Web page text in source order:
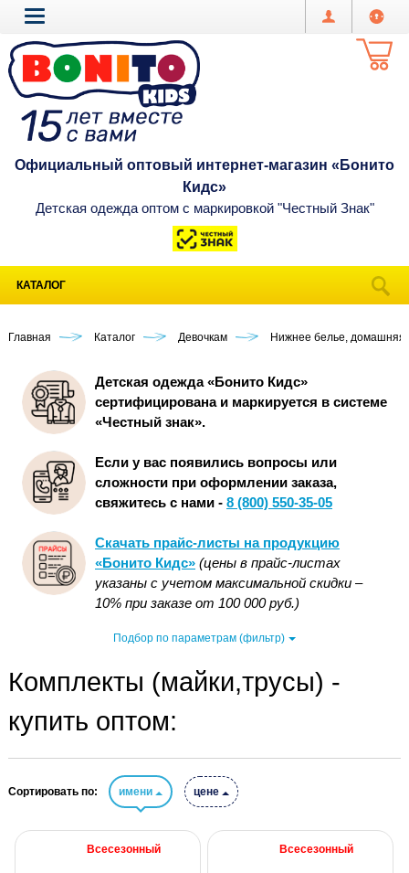
Официальный оптовый интернет-магазин «Бонито
Кидс»
Детская одежда оптом с маркировкой "Честный Знак"
КАТАЛОГ
Главная Каталог Девочкам Нижнее белье, домашняя
Детская одежда «Бонито Кидс»
сертифицирована и маркируется в системе
«Честный знак».
Если у вас появились вопросы или
сложности при оформлении заказа,
свяжитесь с нами - 8 (800) 550-35-05
Скачать прайс-листы на продукцию
«Бонито Кидс» (цены в прайс-листах
указаны с учетом максимальной скидки –
10% при заказе от 100 000 руб.)
Подбор по параметрам (фильтр)
Комплекты (майки,трусы) -
купить оптом:
Сортировать по: имени цене
Всесезонный Всесезонный